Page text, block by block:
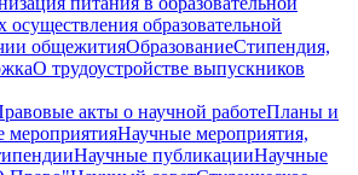
осуществления образовательной
общежитияОбразованиеСтипендия,
О трудоустройстве выпускников
акты о научной работеПланы и
мероприятияНаучные мероприятия,
Научные публикацииНаучные